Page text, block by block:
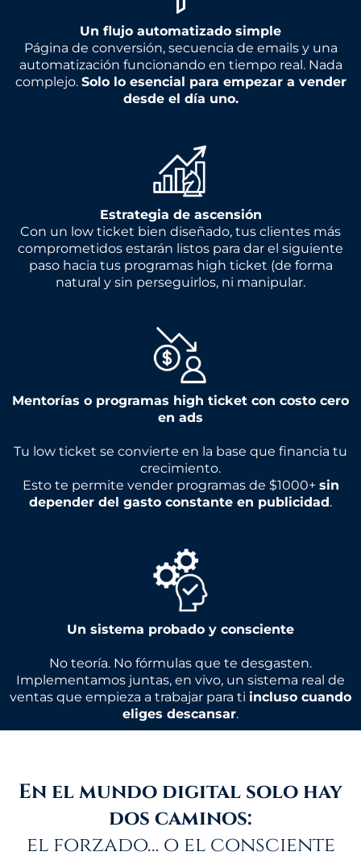
Un flujo automatizado simple
Página de conversión, secuencia de emails y una
automatización funcionando en tiempo real. Nada
complejo. Solo lo esencial para empezar a vender
desde el día uno.
Estrategia de ascensión
Con un low ticket bien diseñado, tus clientes más
comprometidos estarán listos para dar el siguiente
paso hacia tus programas high ticket (de forma
natural y sin perseguirlos, ni manipular.
Mentorías o programas high ticket con costo cero
en ads
Tu low ticket se convierte en la base que financia tu
crecimiento.
Esto te permite vender programas de $1000+ sin
depender del gasto constante en publicidad.
Un sistema probado y consciente
No teoría. No fórmulas que te desgasten.
Implementamos juntas, en vivo, un sistema real de
ventas que empieza a trabajar para ti incluso cuando
eliges descansar.
En el mundo digital solo hay
dos caminos:
el forzado… o el consciente